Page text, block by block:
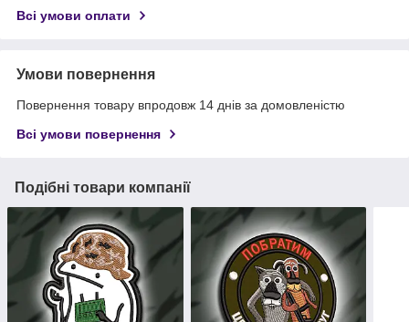
Всі умови оплати
Умови повернення
Повернення товару впродовж 14 днів за домовленістю
Всі умови повернення
Подібні товари компанії